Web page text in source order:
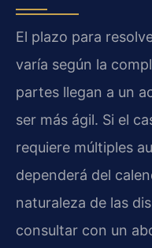
El plazo para
varía según la
partes llegan a un
ser más ágil. Si el
requiere múltiples
dependerá del
naturaleza de las
consultar con un